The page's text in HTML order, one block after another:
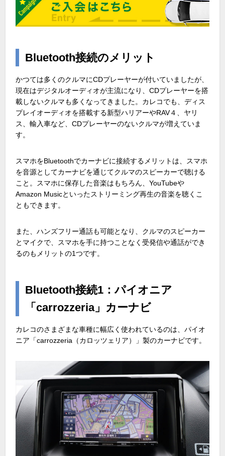
Bluetooth接続のメリット
かつては多くのクルマにCDプレーヤーが付いていましたが、
現在はデジタルオーディオが主流になり、CDプレーヤーを搭
載しないクルマも多くなってきました。カレコでも、ディス
プレイオーディオを搭載する新型ハリアーやRAV４、ヤリ
ス、輸入車など、CDプレーヤーのないクルマが増えていま
す。
スマホをBluetoothでカーナビに接続するメリットは、スマホ
を音源としてカーナビを通じてクルマのスピーカーで聴ける
こと。スマホに保存した音楽はもちろん、YouTubeや
Amazon Musicといったストリーミング再生の音楽を聴くこ
ともできます。
また、ハンズフリー通話も可能となり、クルマのスピーカー
とマイクで、スマホを手に持つことなく受発信や通話ができ
るのもメリットの1つです。
Bluetooth接続1：パイオニア
「carrozzeria」カーナビ
カレコのさまざまな車種に幅広く使われているのは、パイオ
ニア「carrozzeria（カロッツェリア）」製のカーナビです。